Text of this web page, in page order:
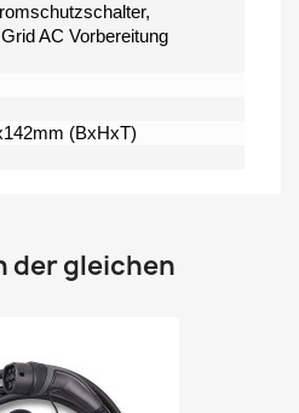
AC Vorbereitung
(BxHxT)
der gleichen